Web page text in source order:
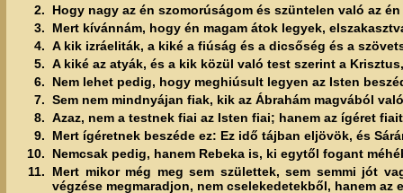
2.
Hogy nagy az én szomorúságom és szüntelen való az
3.
Mert kívánnám, hogy én magam átok legyek,
4. A kik izráeliták, a kiké a fiúság és a dicsőség és a
5. A kiké az atyák, és a kik közül való test szerint a
6.
Nem lehet pedig, hogy meghiúsult legyen az Isten
7. Sem nem mindnyájan fiak, kik az Ábrahám magvából
8. Azaz, nem a testnek fiai az Isten fiai; hanem az ígéret
9.
Mert ígéretnek beszéde ez: Ez idő tájban eljövök, és
10.
Nemcsak pedig, hanem Rebeka is, ki egytől fogant
11.
Mert mikor még meg sem születtek, sem semmi jót
végzése megmaradjon, nem cselekedetekből, hanem az